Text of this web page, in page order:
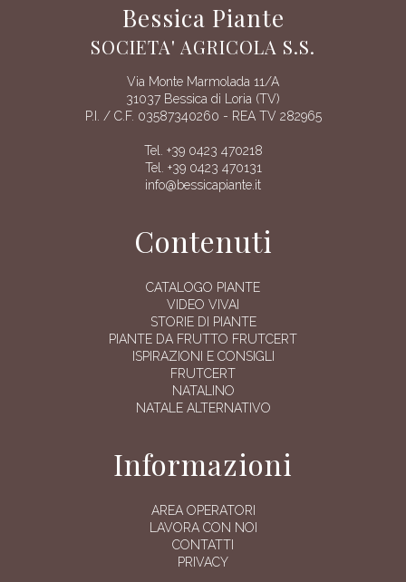
Bessica Piante
SOCIETA' AGRICOLA S.S.
Via Monte Marmolada 11/A
31037 Bessica di Loria (TV)
P.I. / C.F. 03587340260 - REA TV 282965
Tel. +39 0423 470218
Tel. +39 0423 470131
info@bessicapiante.it
Contenuti
CATALOGO PIANTE
VIDEO VIVAI
STORIE DI PIANTE
PIANTE DA FRUTTO FRUTCERT
ISPIRAZIONI E CONSIGLI
FRUTCERT
NATALINO
NATALE ALTERNATIVO
Informazioni
AREA OPERATORI
LAVORA CON NOI
CONTATTI
PRIVACY